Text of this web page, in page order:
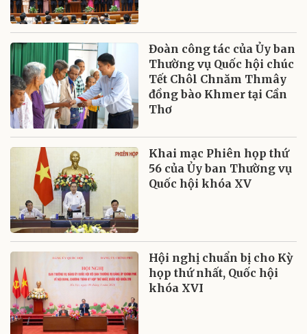
Đoàn công tác của Ủy ban
Thường vụ Quốc hội chúc
Tết Chôl Chnăm Thmây
đồng bào Khmer tại Cần
Thơ
Khai mạc Phiên họp thứ
56 của Ủy ban Thường vụ
Quốc hội khóa XV
Hội nghị chuẩn bị cho Kỳ
họp thứ nhất, Quốc hội
khóa XVI